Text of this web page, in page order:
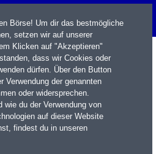
Börse! Um dir das bestmögliche
setzen wir auf unserer
Klicken auf "Akzeptieren"
dass wir Cookies oder
dürfen. Über den Button
Verwendung der genannten
oder widersprechen.
wie du der Verwendung von
auf dieser Website
findest du in unseren